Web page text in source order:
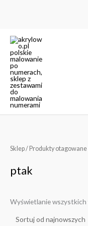
Sklep/ Produkty otagowane
ptak
Wyświetlanie wszystkich